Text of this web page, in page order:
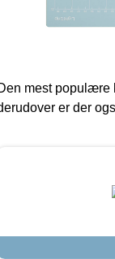
mest populære
er der